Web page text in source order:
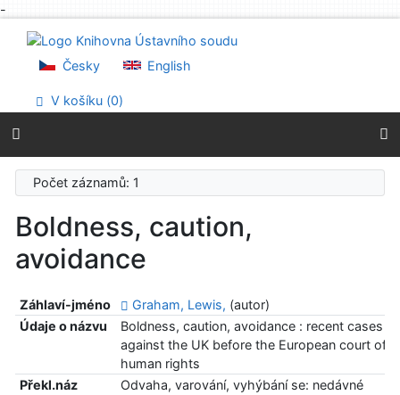
-
Přejít na menu
Prohlášení o webové přístupnosti
Česky English
V košíku (0)
Počet záznamů: 1
Boldness, caution,
avoidance
Záhlaví-jméno Graham, Lewis, (autor)
Údaje o názvu
Boldness, caution, avoidance : recent cases
against the UK before the European court of
human rights
Překl.náz
Odvaha, varování, vyhýbání se: nedávné